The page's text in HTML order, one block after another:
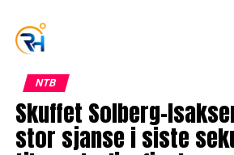
NTB
Skuffet Solberg-
stor sjanse i siste